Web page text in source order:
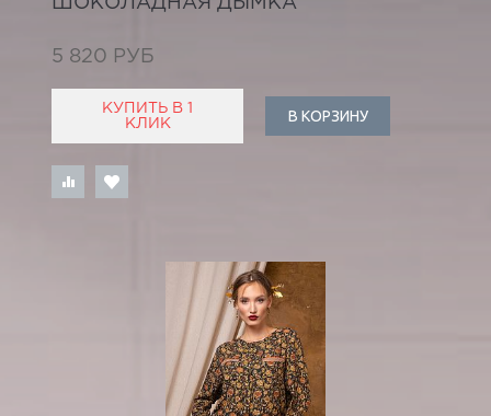
5 820 РУБ
КУПИТЬ В 1
КЛИК
В КОРЗИНУ